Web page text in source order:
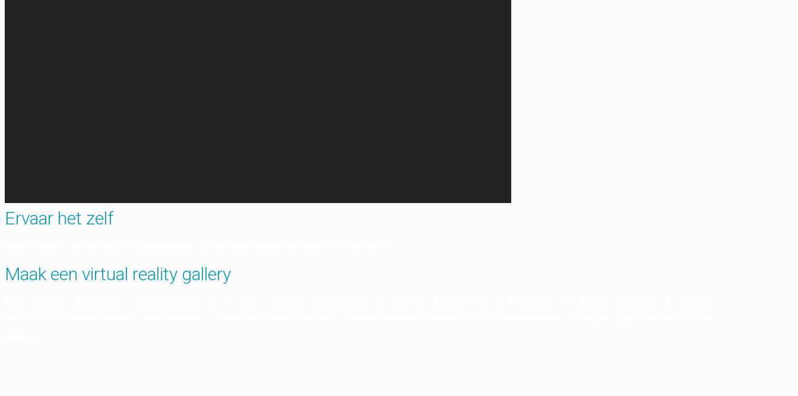
Ervaar het zelf
Maak een virtual reality gallery